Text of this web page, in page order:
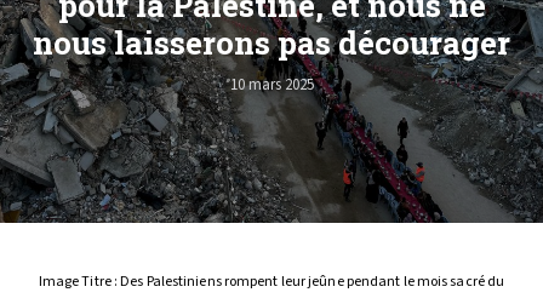
nous laisserons pas décourager
10 mars 2025
Image Titre : Des Palestiniens rompent leur jeûne pendant le mois sacré du